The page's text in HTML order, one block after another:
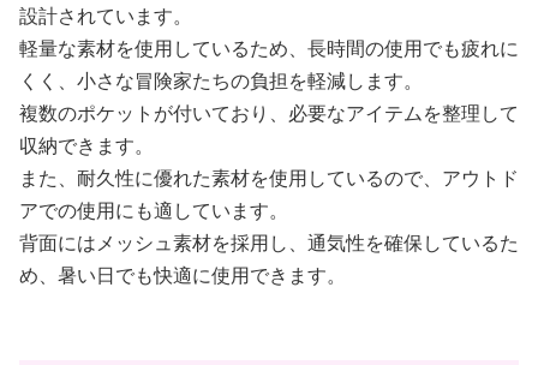
設計されています。
軽量な素材を使用しているため、長時間の使用でも疲れに
くく、小さな冒険家たちの負担を軽減します。
複数のポケットが付いており、必要なアイテムを整理して
収納できます。
また、耐久性に優れた素材を使用しているので、アウトド
アでの使用にも適しています。
背面にはメッシュ素材を採用し、通気性を確保しているた
め、暑い日でも快適に使用できます。